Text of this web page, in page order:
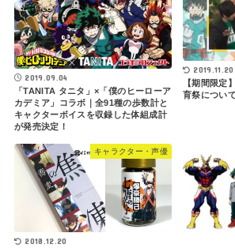
2019.09.04
「TANITA タニタ」×「僕のヒーローア
カデミア」コラボ｜全91種の歩数計と
キャクターボイスを収録した体組成計
が発売決定！
2019.11.20
【期間限定
育祭につい
キャラクター・声優
2018.12.20